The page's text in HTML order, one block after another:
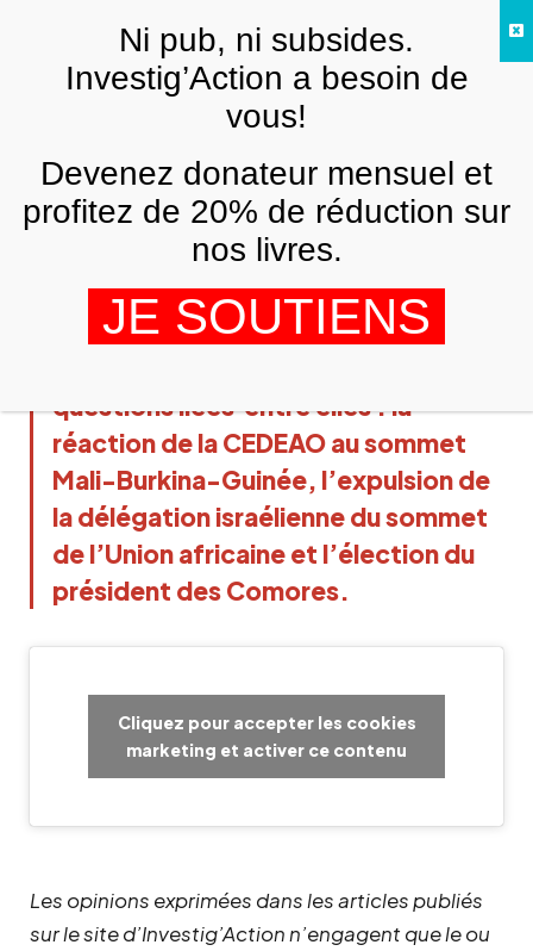
Mali, Burkina et Guinée : un tournant
pour l’Afrique ? – Le Monde vu d’en
bas #82
Dans ce nouveau numéro, Saïd
questions liées entre elles : la
réaction de la CEDEAO au sommet
Mali-Burkina-Guinée, l’expulsion de
la délégation israélienne du sommet
de l’Union africaine et l’élection du
président des Comores.
Cliquez pour accepter les cookies
marketing et activer ce contenu
ANALYSES ET TÉMOIGNAGES
Les opinions exprimées dans les articles publiés
sur le site d’Investig’Action n’engagent que le ou
FRNi pub, ni subsides.
Investig’Action a besoin de
vous!
Devenez donateur mensuel et
profitez de 20% de réduction sur
nos livres.
JE SOUTIENS